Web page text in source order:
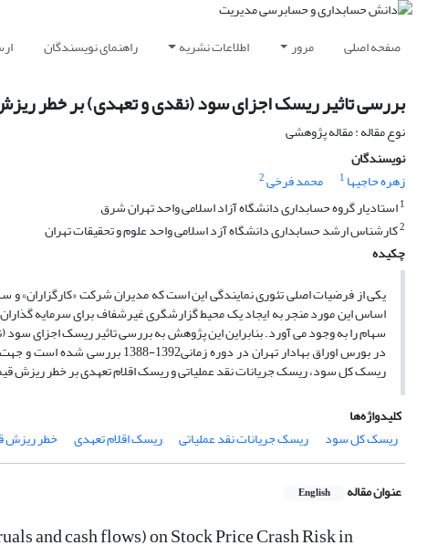
صفحه اصلی مرور اطلاعات نشریه راهنمای نویسندگان
بررسی تاثیر ریسک اجزای سود (نقدی و تعهدی) بر خطر
نوع مقاله : مقاله پژوهشی
نویسندگان
زهره حاجیها 1 محمد فرخی2
1استادیار گروه حسابداری دانشگاه آزاد اسلامی واحد تهران شرق
2کارشناس ارشد حسابداری دانشگاه آزد اسلامی واحد علوم و تحقیقات تهران
چکیده
یکی از فرضیات اصلی تئوری نمایندگی این است که مدیران شرکت «کارگزاران» و
اساس این مورد منجر به ایجاد یک محیط گزارشگری غیرشفاف برای سرمایه
در بورس اوراق بهادار تهران
ریسک کل سود، ریسک جریانات نقد عملیاتی و ریسک اقلام تعهدی بر خطر ریزش
کلیدواژه‌ها
ریسک کل سود
ریسک جریانات نقد عملیاتی ریسک اقلام تعهدی خطر ریزش
عنوان مقاله English
and cash flows) on Stock Price Crash Risk in